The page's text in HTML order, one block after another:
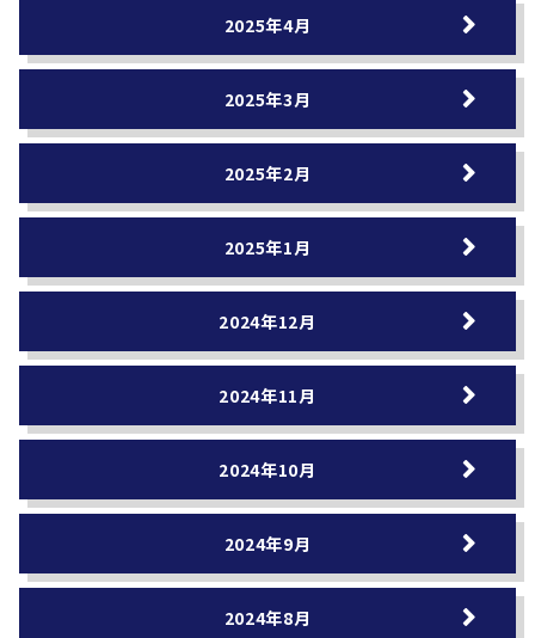
2025年4月
2025年3月
2025年2月
2025年1月
2024年12月
2024年11月
2024年10月
2024年9月
2024年8月